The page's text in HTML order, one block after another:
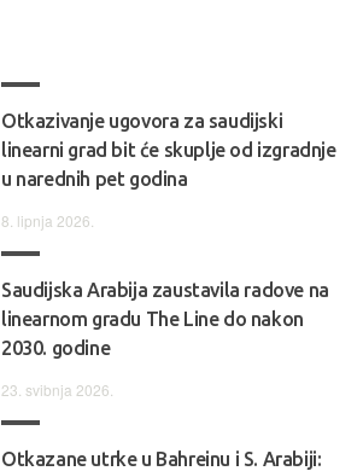
Otkazivanje ugovora za saudijski
linearni grad bit će skuplje od izgradnje
u narednih pet godina
8. lipnja 2026.
Saudijska Arabija zaustavila radove na
linearnom gradu The Line do nakon
2030. godine
23. svibnja 2026.
Otkazane utrke u Bahreinu i S. Arabiji: